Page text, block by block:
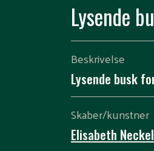
Lysende
Beskrivelse
Lysende busk
Skaber/kunstner
Elisabeth